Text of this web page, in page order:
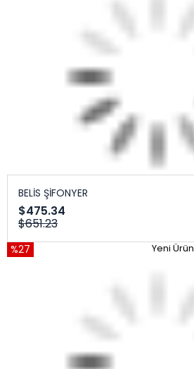
BELİS ŞİFONYER
$475.34
$651.23
%27 Yeni Ürün